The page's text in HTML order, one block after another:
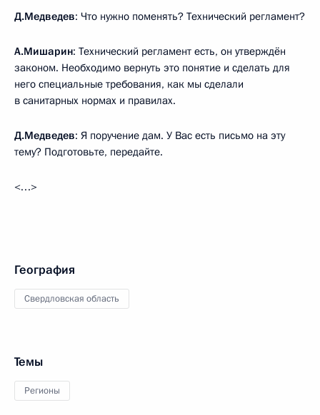
Д.Медведев: Что нужно поменять? Технический регламент?
А.Мишарин: Технический регламент есть, он утверждён
законом. Необходимо вернуть это понятие и сделать для
него специальные требования, как мы сделали
в санитарных нормах и правилах.
Д.Медведев: Я поручение дам. У Вас есть письмо на эту
тему? Подготовьте, передайте.
<…>
География
Свердловская область
Темы
Регионы